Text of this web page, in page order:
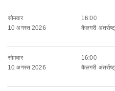
सोमवार
10 अगस्त 2026
16:00
कैलगरी
सोमवार
10 अगस्त 2026
16:00
कैलगरी